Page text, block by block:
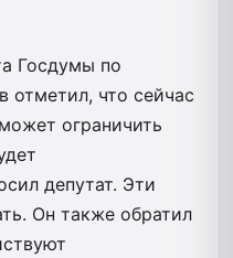
Госдумы по
отметил, что сейчас
ограничить
депутат. Эти
Он также обратил